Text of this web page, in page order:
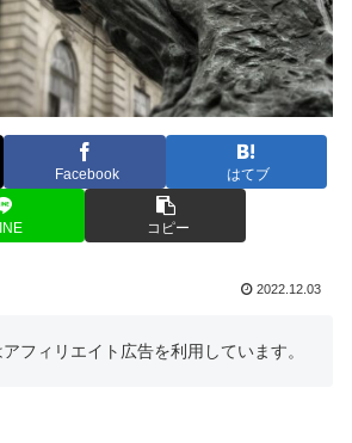
Facebook はてブ
コピー
2022.12.03
フィリエイト広告を利用しています。